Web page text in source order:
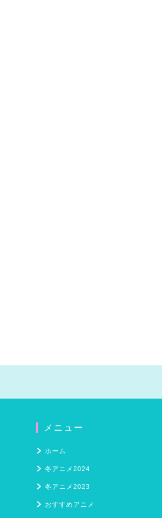
メニュー
ホーム
冬アニメ2024
冬アニメ2023
おすすめアニメ